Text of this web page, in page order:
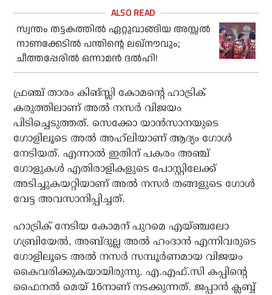
സ്വന്തം തട്ടകത്തില്‍ ഏറ്റുവാങ്ങിയ അസ്സല്‍
നാണക്കേടില്‍ പന്തിന്റെ ലഖ്‌നൗവും;
ചീത്തപ്പേരില്‍ ഒന്നാമന്‍ ദല്‍ഹി!
ഫ്രഞ്ച് താരം കിങ്സ്ലി കോമന്റെ ഹാട്രിക്
കരുത്തിലാണ് അല്‍ നസര്‍ വിജയം
പിടിച്ചെടുത്തത്. സെക്കോ യാന്‍സാനയുടെ
ഗോളിലൂടെ അല്‍ അഹ്‌ലിയാണ് ആദ്യം ഗോള്‍
നേടിയത്. എന്നാല്‍ ഇതിന് പകരം അഞ്ച്
ഗോളുകള്‍ എതിരാളികളുടെ പോസ്റ്റിലേക്ക്
അടിച്ചുകയറ്റിയാണ് അല്‍ നസര്‍ തങ്ങളുടെ ഗോള്‍
വേട്ട അവസാനിപ്പിച്ചത്.
ഹാട്രിക് നേടിയ കോമന് പുറമെ എയ്ഞ്ചലോ
ഗബ്രിയേല്‍, അബ്ദുല്ല അല്‍ ഹംദാന്‍ എന്നിവരുടെ
ഗോളിലൂടെ അല്‍ നസര്‍ സമ്പൂര്‍ണമായ വിജയം
കൈവരിക്കുകയായിരുന്നു. എ.എഫ്.സി കപ്പിന്റെ
ഫൈനല്‍ മെയ് 16നാണ് നടക്കുന്നത്. ജപ്പാന്‍ ക്ലബ്ബ്